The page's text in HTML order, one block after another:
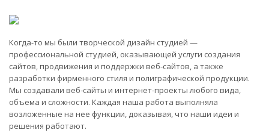
Когда-то мы были творческой дизайн студией —
профессиональной студией, оказывающей услуги создания
сайтов, продвижения и поддержки веб-сайтов, а также
разработки фирменного стиля и полиграфической продукции.
Мы создавали веб-сайты и интернет-проекты любого вида,
объема и сложности. Каждая наша работа выполняла
возложенные на нее функции, доказывая, что наши идеи и
решения работают.